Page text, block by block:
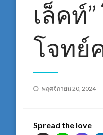
เล็คท์
โจทย์
Posted
พฤศจิกายน 20, 2024
Spread the love